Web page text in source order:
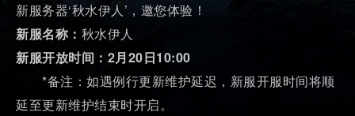
新服务器‘秋水伊人’，邀您体验！
新服名称： 秋水伊人
新服开放时间：2月20日10:00
*备注：如遇例行更新维护延迟，新服开服时间将顺
延至更新维护结束时开启。